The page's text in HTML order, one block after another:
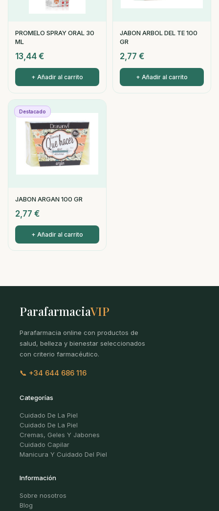
PROMELO SPRAY ORAL 30
ML
13,44 €
+ Añadir al carrito
JABON ARBOL DEL TE 100
GR
2,77 €
+ Añadir al carrito
Destacado
JABON ARGAN 100 GR
2,77 €
+ Añadir al carrito
ParafarmaciaVIP
Parafarmacia online con productos de
salud, belleza y bienestar seleccionados
con criterio farmacéutico.
📞 +34 644 686 116
Categorías
Cuidado De La Piel
Cuidado De La Piel
Cremas, Geles Y Jabones
Cuidado Capilar
Manicura Y Cuidado Del Piel
Información
Sobre nosotros
Blog